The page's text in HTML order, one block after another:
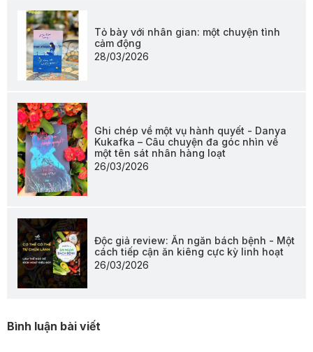
Tỏ bày với nhân gian: một chuyện tình
cảm động
28/03/2026
Ghi chép về một vụ hành quyết - Danya
Kukafka – Câu chuyện đa góc nhìn về
một tên sát nhân hàng loạt
26/03/2026
Độc giả review: Ăn ngăn bách bệnh - Một
cách tiếp cận ăn kiêng cực kỳ linh hoạt
26/03/2026
Bình luận bài viết